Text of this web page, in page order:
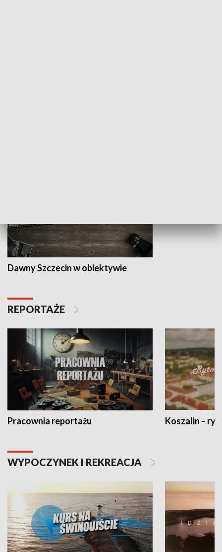
Dawny Szczecin w obiektywie
REPORTAŻE
Pracownia reportażu Koszalin –
WYPOCZYNEK I REKREACJA